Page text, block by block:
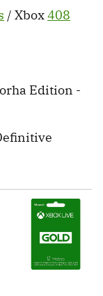
/ Xbox408
Edition -